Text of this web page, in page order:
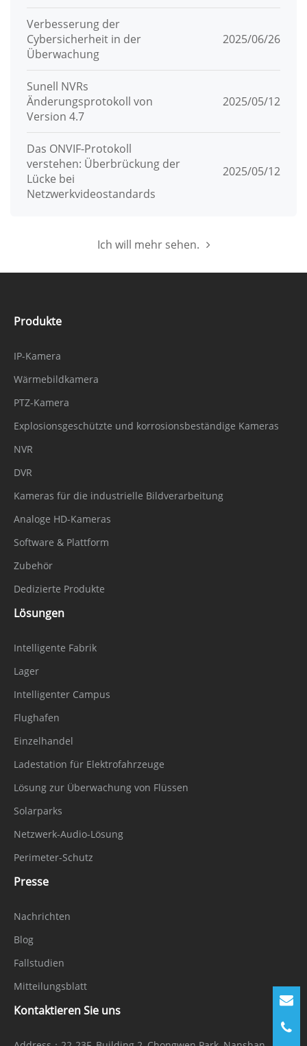
Verbesserung der
Cybersicherheit in der
Überwachung
2025/06/26
Sunell NVRs
Änderungsprotokoll von
Version 4.7
2025/05/12
Das ONVIF-Protokoll
verstehen: Überbrückung der
Lücke bei
Netzwerkvideostandards
2025/05/12
Ich will mehr sehen.
Produkte
IP-Kamera
Wärmebildkamera
PTZ-Kamera
Explosionsgeschützte und korrosionsbeständige Kameras
NVR
DVR
Kameras für die industrielle Bildverarbeitung
Analoge HD-Kameras
Software & Plattform
Zubehör
Dedizierte Produkte
Lösungen
Intelligente Fabrik
Lager
Intelligenter Campus
Flughafen
Einzelhandel
Ladestation für Elektrofahrzeuge
Lösung zur Überwachung von Flüssen
Solarparks
Netzwerk-Audio-Lösung
Perimeter-Schutz
Presse
Nachrichten
Blog
Fallstudien
Mitteilungsblatt
Kontaktieren Sie uns